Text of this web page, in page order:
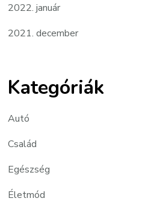
2022. január
2021. december
Kategóriák
Autó
Család
Egészség
Életmód